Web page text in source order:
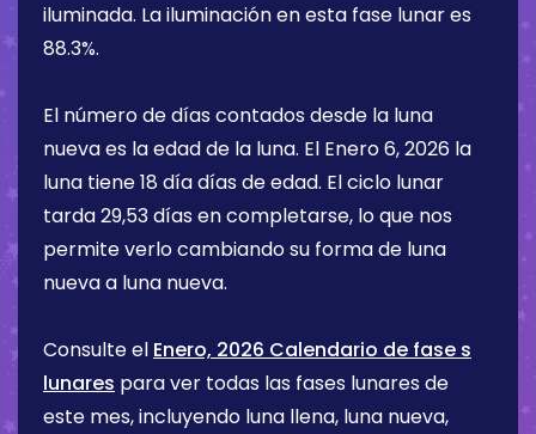
iluminada. La iluminación en esta fase lunar es
88.3%.
El número de días contados desde la luna
nueva es la edad de la luna. El Enero 6, 2026 la
luna tiene18 díadías de edad. El ciclo lunar
tarda 29,53 días en completarse, lo que nos
permite verlo cambiando su forma de luna
nueva a luna nueva.
Consulte el Enero, 2026 Calendario de fase s
lunares para ver todas las fases lunares de
este mes, incluyendo luna llena, luna nueva,